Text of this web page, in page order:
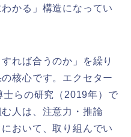
かる」構造になってい
れば合うのか」を繰り
核心です。エクセター
らの研究（2019年）で
人は、注意力・推論
おいて、取り組んでい